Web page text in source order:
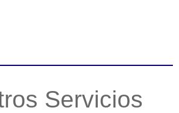
Servicios